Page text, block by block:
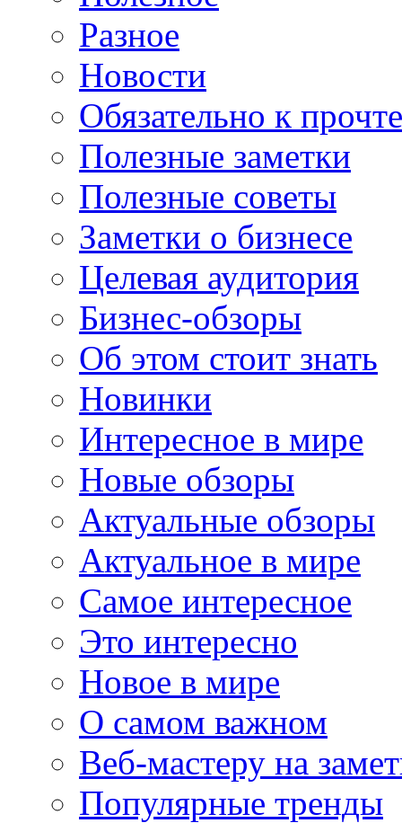
Разное
Новости
Обязательно к
Полезные заметки
Полезные советы
Заметки о бизнесе
Целевая аудитория
Бизнес-обзоры
Об этом стоит знать
Новинки
Интересное в мире
Новые обзоры
Актуальные обзоры
Актуальное в мире
Самое интересное
Это интересно
Новое в мире
О самом важном
Веб-мастеру на
Популярные тренды